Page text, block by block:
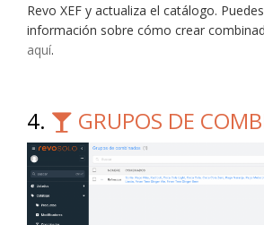
Revo XEF y actualiza el catálogo.
información sobre cómo crear
aquí.
4. GRUPOS DE